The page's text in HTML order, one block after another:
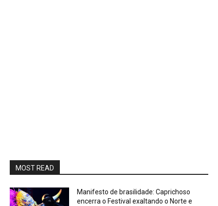
MOST READ
Manifesto de brasilidade: Caprichoso
encerra o Festival exaltando o Norte e